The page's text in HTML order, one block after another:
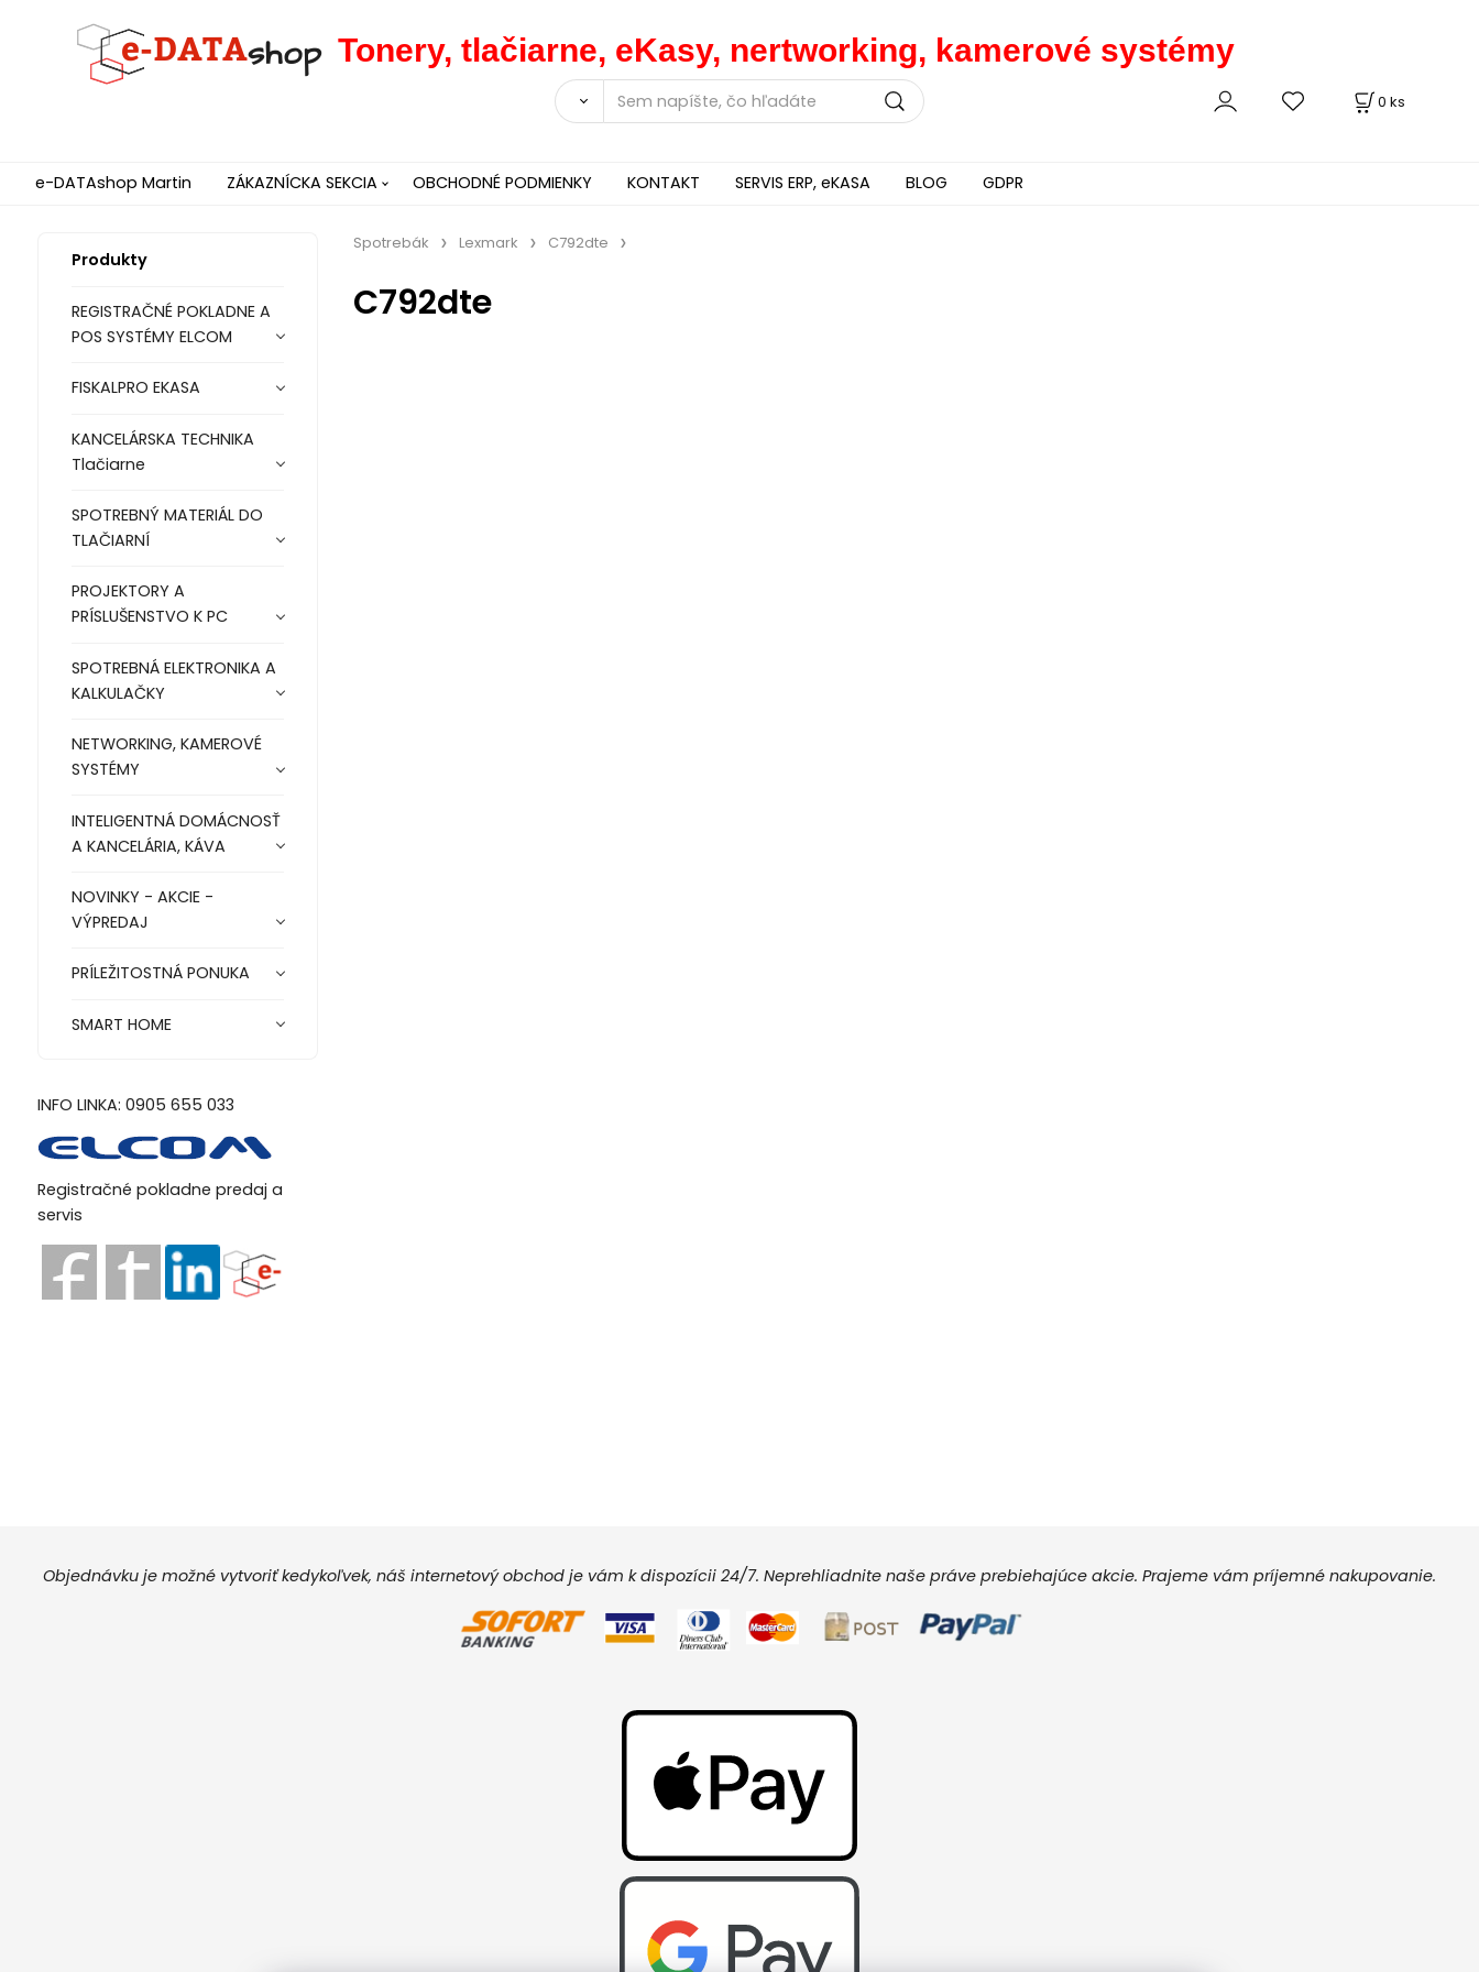
Tonery, tlačiarne, eKasy, nertworking, kamerové systémy
0 ks
e-DATAshop Martin ZÁKAZNÍCKA SEKCIA OBCHODNÉ PODMIENKY KONTAKT SERVIS ERP, eKASA BLOG GDPR
Produkty
REGISTRAČNÉ POKLADNE A
POS SYSTÉMY ELCOM
FISKALPRO EKASA
KANCELÁRSKA TECHNIKA
Tlačiarne
SPOTREBNÝ MATERIÁL DO
TLAČIARNÍ
PROJEKTORY A
PRÍSLUŠENSTVO K PC
SPOTREBNÁ ELEKTRONIKA A
KALKULAČKY
NETWORKING, KAMEROVÉ
SYSTÉMY
INTELIGENTNÁ DOMÁCNOSŤ
A KANCELÁRIA, KÁVA
NOVINKY - AKCIE -
VÝPREDAJ
PRÍLEŽITOSTNÁ PONUKA
SMART HOME
INFO LINKA: 0905 655 033
Registračné pokladne predaj a
servis
Spotrebák Lexmark C792dte
C792dte
Objednávku je možné vytvoriť kedykoľvek, náš internetový obchod je vám k dispozícii 24/7. Neprehliadnite naše práve prebiehajúce akcie. Prajeme vám príjemné nakupovanie.